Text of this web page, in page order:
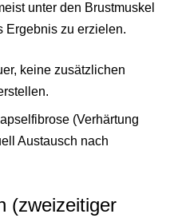
unter den Brustmuskel
Ergebnis zu erzielen.
keine zusätzlichen
(Verhärtung
Austausch nach
(zweizeitiger